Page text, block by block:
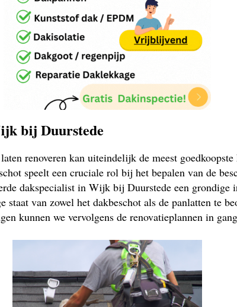
bij Duurstede
renoveren kan uiteindelijk de meest
speelt een cruciale rol bij het bepalen van de
dakspecialist in Wijk bij Duurstede een grondige
staat van zowel het dakbeschot als de panlatten te
kunnen we vervolgens de renovatieplannen in